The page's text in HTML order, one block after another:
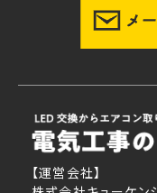
【運営会社】